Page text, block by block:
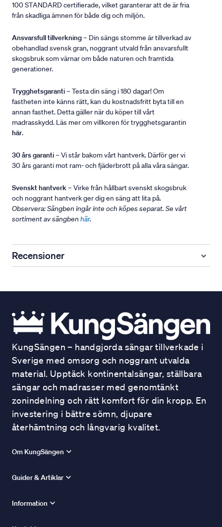
100 STANDARD certifierade, vilket garanterar att de är fria
från skadliga ämnen för både dig och miljön.
Ansvarsfull tillverkning– Din sängs stomme är tillverkad av
obehandlad svensk gran, noggrant utvald från ansvarsfullt
skogsbruk som värnar om både naturen och framtida
generationer.
Trygghetsgaranti– Testa din säng i 180 dagar! Om
fastheten inte känns rätt, kan du kostnadsfritt byta till en
annan fasthet. Detta gäller när du köper till vårt
madrasskydd. Läs mer om villkoren för trygghetsgarantin
här.
30 års garanti– Vi står bakom vårt hantverk. Därför ger vi
30 års garanti mot ram- och fjäderbrott på alla våra sängar.
Svenskt hantverk– Virke från hållbart svenskt skogsbruk
och noggrant hantverk ger dig en säng att lita på.
Observera: Sängben ingår inte och köpes separat. Se vårt
sortiment av sängben här.
Recensioner
KungSängen – handgjorda sängar tillverkade i
Sverige med omsorg och noggrant utvalda
material. Upptäck kontinentalsängar, ställbara
sängar och madrasser med genomtänkt
zonindelning och rätt komfort för din kropp. En
investering i bättre sömn, djupare
återhämtning och långvarig kvalitet.
Om KungSängen
Guider & Artiklar
Information